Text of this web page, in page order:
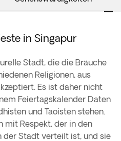
in Singapur
Stadt, die die Bräuche
Religionen, aus
Es ist daher nicht
Feiertagskalender Daten
und Taoisten stehen.
mit Respekt, der in den
Stadt verteilt ist, und sie